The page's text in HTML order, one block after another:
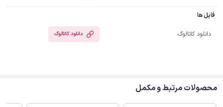
فایل ها
دانلود کاتالوگ دانلود کاتالوگ
محصولات مرتبط و مکمل